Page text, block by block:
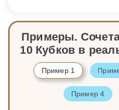
Примеры.
10 Кубков в
Пример 1
Пример 4